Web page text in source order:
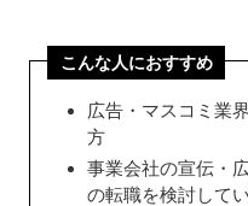
こんな人におすすめ
広告・マスコミ業
方
事業会社の宣伝・
の転職を検討して